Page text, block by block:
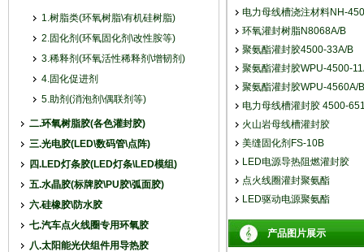
1.树脂类(环氧树脂\有机硅树脂)
2.固化剂(环氧固化剂\改性胺等)
3.稀释剂(环氧活性稀释剂\增韧剂)
4.固化促进剂
5.助剂(消泡剂\偶联剂等)
二.环氧树脂胶(各色灌封胶)
三.光电胶(LED\数码管\点阵)
四.LED灯条胶(LED灯条\LED模组)
五.水晶胶(标牌胶\PU胶\弧面胶)
六.硅橡胶\防水胶
七.汽车点火线圈专用环氧胶
八.太阳能光伏组件用导热胶
电力母线槽浇注材料NH-
环氧灌封树脂N8068A/B
聚氨酯灌封胶4500-33A/B
聚氨酯灌封胶WPU-4500-
聚氨酯灌封胶WPU-4560A/B
电力母线槽灌封胶 4500-
火山岩母线槽灌封胶
美缝固化剂FS-10B
LED电源导热阻燃灌封胶
点火线圈灌封聚氨酯
LED驱动电源聚氨酯
产品图片展示